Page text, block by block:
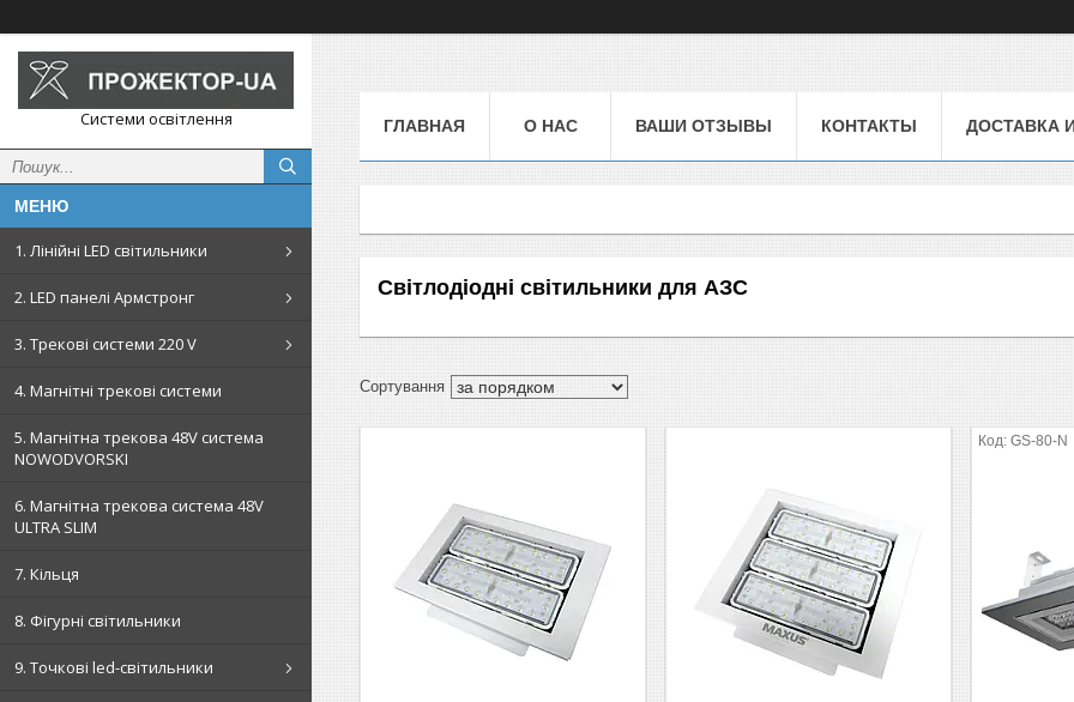
Системи освітлення
1. Лінійні LED світильники
2. LED панелі Армстронг
3. Трекові системи 220 V
4. Магнітні трекові системи
5. Магнітна трекова 48V система
NOWODVORSKI
6. Магнітна трекова система 48V
ULTRA SLIM
7. Кільця
8. Фігурні світильники
9. Точкові led-світильники
ГЛАВНАЯ О НАС ВАШИ ОТЗЫВЫ КОНТАКТЫ ДОСТАВКА
Світлодіодні світильники для АЗС
GS-80-N